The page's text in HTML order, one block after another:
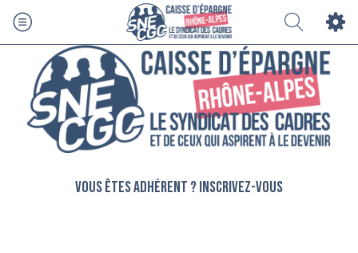
Vous êtes adhérent ? Inscrivez-vous